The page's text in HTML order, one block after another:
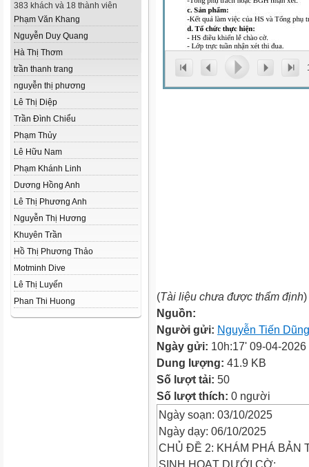
383 khách và 18 thành viên
Phạm Văn Khang
Nguyễn Duy Quang
Hà Thị Thơm
trần thanh trang
nguyễn thị phương
Lê Thị Diệp
Trần Đình Chiểu
Phạm Thủy
Lê Hữu Nam
Phạm Khánh Linh
Dương Hồng Anh
Lê Thị Phương Anh
Nguyễn Thị Hương
Khuyên Trần
Hồ Thị Phương Thảo
Motminh Dive
Lê Thị Luyến
Phan Thi Huong
(Tài liệu chưa được thẩm định)
Nguồn:
Người gửi: Nguyễn Tiến Dũng
Ngày gửi: 10h:17' 09-04-2026
Dung lượng: 41.9 KB
Số lượt tải: 50
Số lượt thích: 0 người
Ngày soạn: 03/10/2025
Ngày dạy: 06/10/2025
CHỦ ĐỀ 2: KHÁM PHÁ BẢN
SINH HOẠT DƯỚI CỜ: